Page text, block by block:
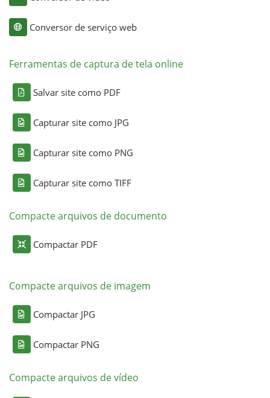
Conversor de serviço web
Ferramentas de captura de tela online
Salvar site como PDF
Capturar site como JPG
Capturar site como PNG
Capturar site como TIFF
Compacte arquivos de documento
Compactar PDF
Compacte arquivos de imagem
Compactar JPG
Compactar PNG
Compacte arquivos de vídeo